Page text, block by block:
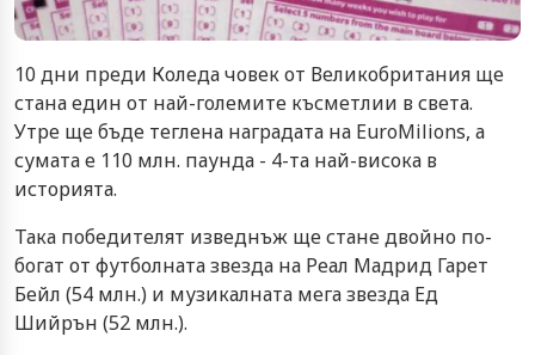
10 дни преди Коледа човек от Великобритания ще
стана един от най-големите късметлии в света.
Утре ще бъде теглена наградата на EuroMilions, а
сумата е 110 млн. паунда - 4-та най-висока в
историята.
Така победителят изведнъж ще стане двойно по-
богат от футболната звезда на Реал Мадрид Гарет
Бейл (54 млн.) и музикалната мега звезда Ед
Шийрън (52 млн.).